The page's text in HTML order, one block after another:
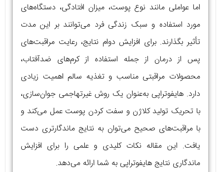
اما عواملی مانند نوع پوست، میزان افتادگی، دستگاه‌های
مورد استفاده و سبک زندگی فرد می‌توانند بر این مدت
تأثیر بگذارند. برای افزایش دوام نتایج، رعایت مراقبت‌های
پس از درمان از جمله استفاده از کرم‌های ضدآفتاب،
محصولات مراقبتی مناسب و تغذیه سالم اهمیت زیادی
دارد. هایفوتراپی به‌عنوان یک روش غیرتهاجمی جوان‌سازی،
با تحریک تولید کلاژن و سفت کردن پوست عمل می‌کند و
با مراقبت‌های صحیح می‌توان به نتایج ماندگارتری دست
یافت. این مقاله نکات کلیدی و علمی را برای افزایش
ماندگاری نتایج هایفوتراپی به شما ارائه می‌دهد.